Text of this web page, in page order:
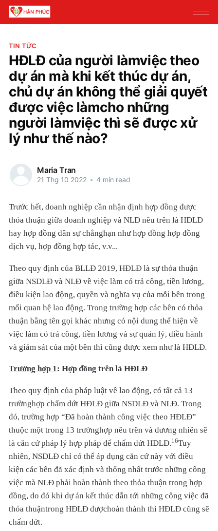
TIN TỨC
HĐLĐ của người làmviệc theo
dự án mà khi kết thúc dự án,
chủ dự án không thể giải quyết
được việc làmcho những
người làmviệc thì sẽ được xử
lý như thế nào?
Maria Tran
21 Thg 10 2022 • 4 min read
Trước hết, doanh nghiệp cần nhận định hợp đồng được
thỏa thuận giữa doanh nghiệp và NLĐ nêu trên là HĐLĐ
hay hợp đồng dân sự chẳnghạn như hợp đồng hợp đồng
dịch vụ, hợp đồng hợp tác, v.v...
Theo quy định của BLLĐ 2019, HĐLĐ là sự thỏa thuận
giữa NSDLĐ và NLĐ về việc làm có trả công, tiền lương,
điều kiện lao động, quyền và nghĩa vụ của mỗi bên trong
mối quan hệ lao động. Trong trường hợp các bên có thỏa
thuận bằng tên gọi khác nhưng có nội dung thể hiện về
việc làm có trả công, tiền lương và sự quản lý, điều hành
và giám sát của một bên thì cũng được xem như là HĐLĐ.
Trường hợp 1: Hợp đồng trên là HĐLĐ
Theo quy định của pháp luật về lao động, có tất cả 13
trườnghợp chấm dứt HĐLĐ giữa NSDLĐ và NLĐ. Trong
đó, trường hợp “Đã hoàn thành công việc theo HĐLĐ”
thuộc một trong 13 trườnghợp nêu trên và đương nhiên sẽ
là căn cứ pháp lý hợp pháp để chấm dứt HĐLĐ.16Tuy
nhiên, NSDLĐ chỉ có thể áp dụng căn cứ này với điều
kiện các bên đã xác định và thống nhất trước những công
việc mà NLĐ phải hoàn thành theo thỏa thuận trong hợp
đồng, do đó khi dự án kết thúc dẫn tới những công việc đã
thỏa thuậntrong HĐLĐ đượchoàn thành thì HĐLĐ cũng sẽ
chấm dứt.